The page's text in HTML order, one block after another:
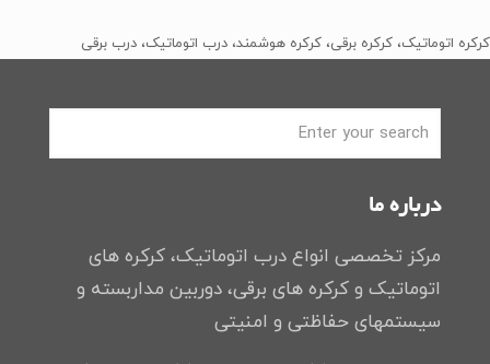
بود. است.
کرکره اتوماتیک، کرکره برقی، کرکره هوشمند، درب اتوماتیک، درب برقی
درباره ما
مرکز تخصصی انواع درب اتوماتیک، کرکره های
اتوماتیک و کرکره های برقی، دوربین مداربسته و
سیستمهای حفاظتی و امنیتی